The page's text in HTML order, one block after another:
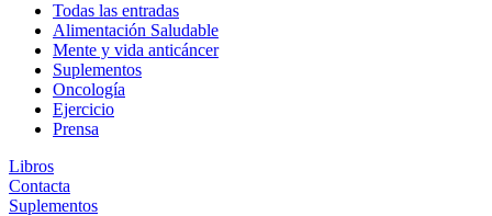
Todas las entradas
Alimentación Saludable
Mente y vida anticáncer
Suplementos
Oncología
Ejercicio
Prensa
Libros
Contacta
Suplementos